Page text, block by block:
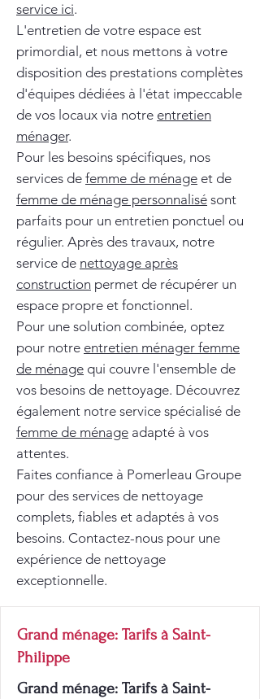
service ici.
L'entretien de votre espace est
primordial, et nous mettons à votre
disposition des prestations complètes
d'équipes dédiées à l'état impeccable
de vos locaux via notre entretien
ménager.
Pour les besoins spécifiques, nos
services de femme de ménage et de
femme de ménage personnalisé sont
parfaits pour un entretien ponctuel ou
régulier. Après des travaux, notre
service de nettoyage après
construction permet de récupérer un
espace propre et fonctionnel.
Pour une solution combinée, optez
pour notre entretien ménager femme
de ménage qui couvre l'ensemble de
vos besoins de nettoyage. Découvrez
également notre service spécialisé de
femme de ménage adapté à vos
attentes.
Faites confiance à Pomerleau Groupe
pour des services de nettoyage
complets, fiables et adaptés à vos
besoins. Contactez-nous pour une
expérience de nettoyage
exceptionnelle.
Grand ménage: Tarifs à Saint-
Philippe
Grand ménage: Tarifs à Saint-